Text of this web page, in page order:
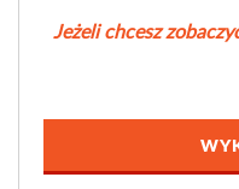
Jeżeli chcesz